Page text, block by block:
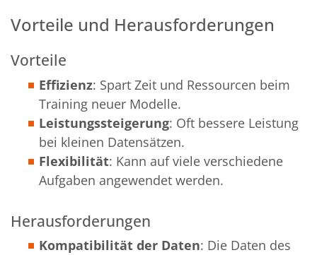
Vorteile und Herausforderungen
Vorteile
Effizienz: Spart Zeit und Ressourcen beim
Training neuer Modelle.
Leistungssteigerung: Oft bessere Leistung
bei kleinen Datensätzen.
Flexibilität: Kann auf viele verschiedene
Aufgaben angewendet werden.
Herausforderungen
Kompatibilität der Daten: Die Daten des